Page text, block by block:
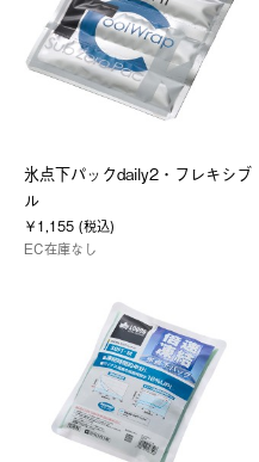
氷点下パックdaily2・フレキシブ
ル
￥1,155 (税込)
EC在庫なし